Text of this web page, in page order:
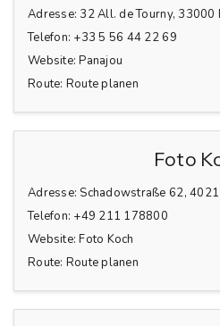
Adresse: 32 All. de Tourny, 33000
Telefon: +33 5 56 44 22 69
Website: Panajou
Route: Route planen
Foto
Adresse: Schadowstraße 62,
Telefon: +49 211 178800
Website: Foto Koch
Route: Route planen